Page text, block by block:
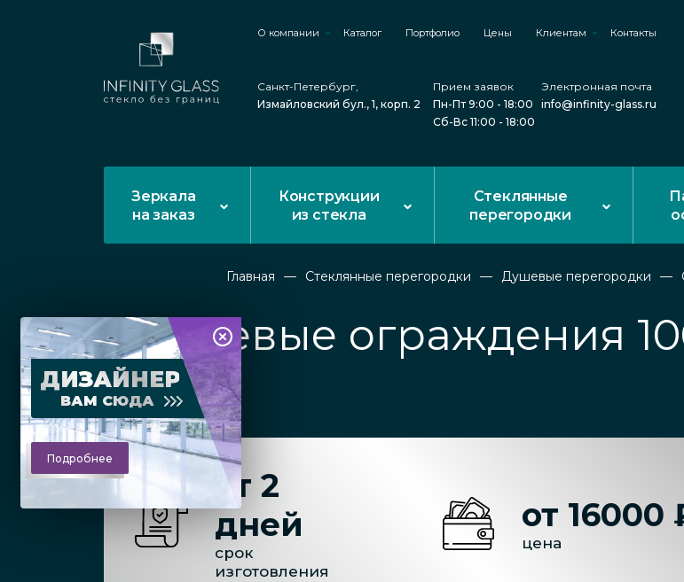
О компании Каталог Портфолио Цены Клиентам Контакты
Санкт-Петербург,
Измайловский бул., 1, корп. 2
Прием заявок
Пн-Пт 9:00 - 18:00
Сб-Вс 11:00 - 18:00
Электронная почта
info@infinity-glass.ru
Зеркала
на заказ
Конструкции
из стекла
Стеклянные
перегородки
Главная Стеклянные перегородки Душевые перегородки
Душевые ограждения
ДИЗАЙНЕР
ВАМ СЮДА
Подробнее
от 2
дней
срок
изготовления
от 16000
цена